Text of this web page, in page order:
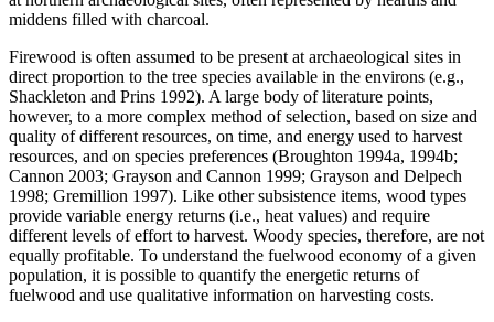
middens filled with charcoal.
Firewood is often assumed to be present at archaeological sites in
direct proportion to the tree species available in the environs (e.g.,
Shackleton and Prins 1992). A large body of literature points,
however, to a more complex method of selection, based on size and
quality of different resources, on time, and energy used to harvest
resources, and on species preferences (Broughton 1994a, 1994b;
Cannon 2003; Grayson and Cannon 1999; Grayson and Delpech
1998; Gremillion 1997). Like other subsistence items, wood types
provide variable energy returns (i.e., heat values) and require
different levels of effort to harvest. Woody species, therefore, are not
equally profitable. To understand the fuelwood economy of a given
population, it is possible to quantify the energetic returns of
fuelwood and use qualitative information on harvesting costs.